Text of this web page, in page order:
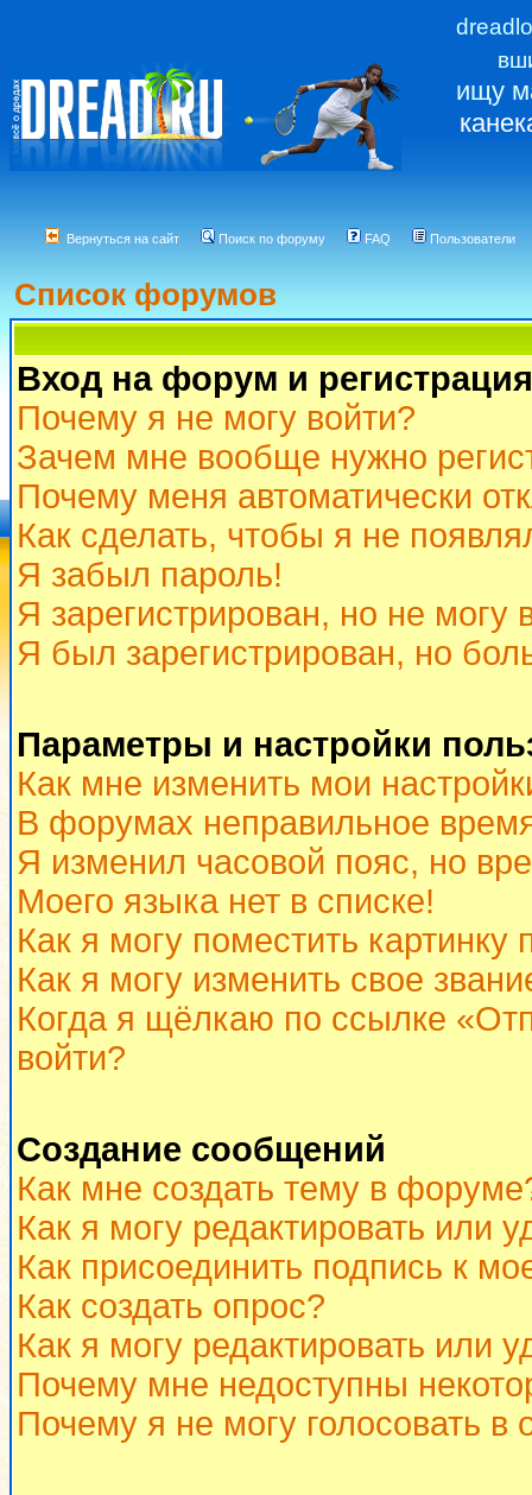
ищу
Вернуться на сайт Поиск по форуму FAQ Пользователи
Список форумов
Вход на форум и регистрация
Почему я не могу войти?
Зачем мне вообще нужно
Почему меня автоматически
Как сделать, чтобы я не
Я забыл пароль!
Я зарегистрирован, но не могу
Я был зарегистрирован, но
Параметры и настройки
Как мне изменить мои
В форумах неправильное
Я изменил часовой пояс, но
Моего языка нет в списке!
Как я могу поместить
Как я могу изменить свое
Когда я щёлкаю по ссылке
войти?
Создание сообщений
Как мне создать тему в
Как я могу редактировать или
Как присоединить подпись к
Как создать опрос?
Как я могу редактировать или
Почему мне недоступны
Почему я не могу голосовать в